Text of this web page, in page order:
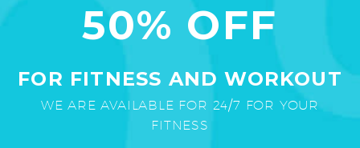
50% OFF
FOR FITNESS AND WORKOUT
WE ARE AVAILABLE FOR 24/7 FOR YOUR
FITNESS